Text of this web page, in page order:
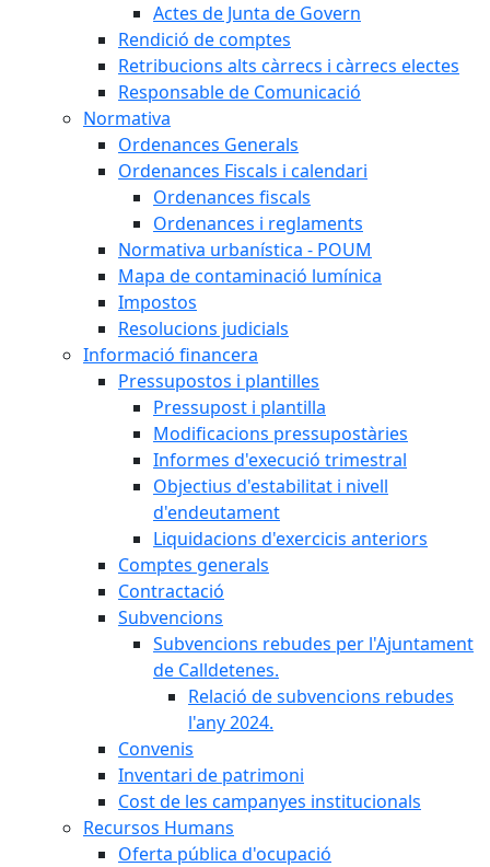
Actes de Junta de Govern
Rendició de comptes
Retribucions alts càrrecs i càrrecs electes
Responsable de Comunicació
Normativa
Ordenances Generals
Ordenances Fiscals i calendari
Ordenances fiscals
Ordenances i reglaments
Normativa urbanística - POUM
Mapa de contaminació lumínica
Impostos
Resolucions judicials
Informació financera
Pressupostos i plantilles
Pressupost i plantilla
Modificacions pressupostàries
Informes d'execució trimestral
Objectius d'estabilitat i nivell
d'endeutament
Liquidacions d'exercicis anteriors
Comptes generals
Contractació
Subvencions
Subvencions rebudes per l'Ajuntament
de Calldetenes.
Relació de subvencions rebudes
l'any 2024.
Convenis
Inventari de patrimoni
Cost de les campanyes institucionals
Recursos Humans
Oferta pública d'ocupació